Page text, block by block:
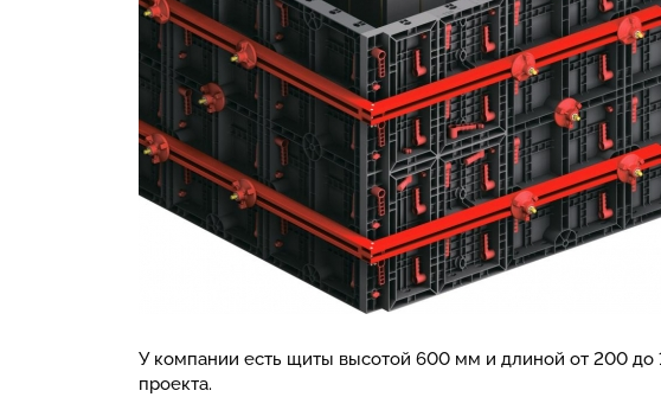
У компании есть щиты высотой 600 мм и длиной от 200 до
проекта.